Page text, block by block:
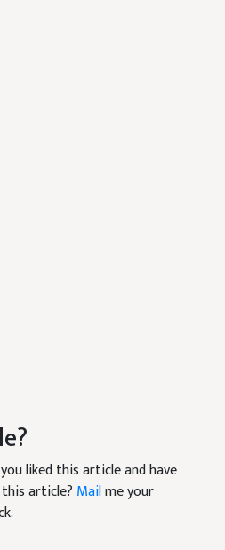
liked this article and have
article? Mailme your